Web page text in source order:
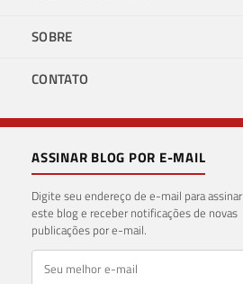
SOBRE
CONTATO
ASSINAR BLOG POR E-MAIL
Digite seu endereço de e-mail para assinar
este blog e receber notificações de novas
publicações por e-mail.
E-mail